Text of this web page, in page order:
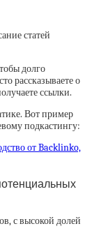
статей
долго
рассказываете о
ссылки.
Вот пример
подкастингу:
с высокой долей